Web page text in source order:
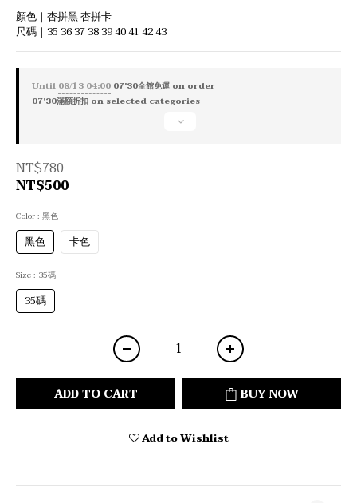
顏色｜杏拼黑 杏拼卡
尺碼｜35 36 37 38 39 40 41 42 43
Until 08/13 04:00 07'30全館免運 on order
07'30滿額折扣 on selected categories
NT$780
NT$500
Color: 黑色
黑色 卡色
Size: 35碼
35碼
ADD TO CART BUY NOW
Add to Wishlist